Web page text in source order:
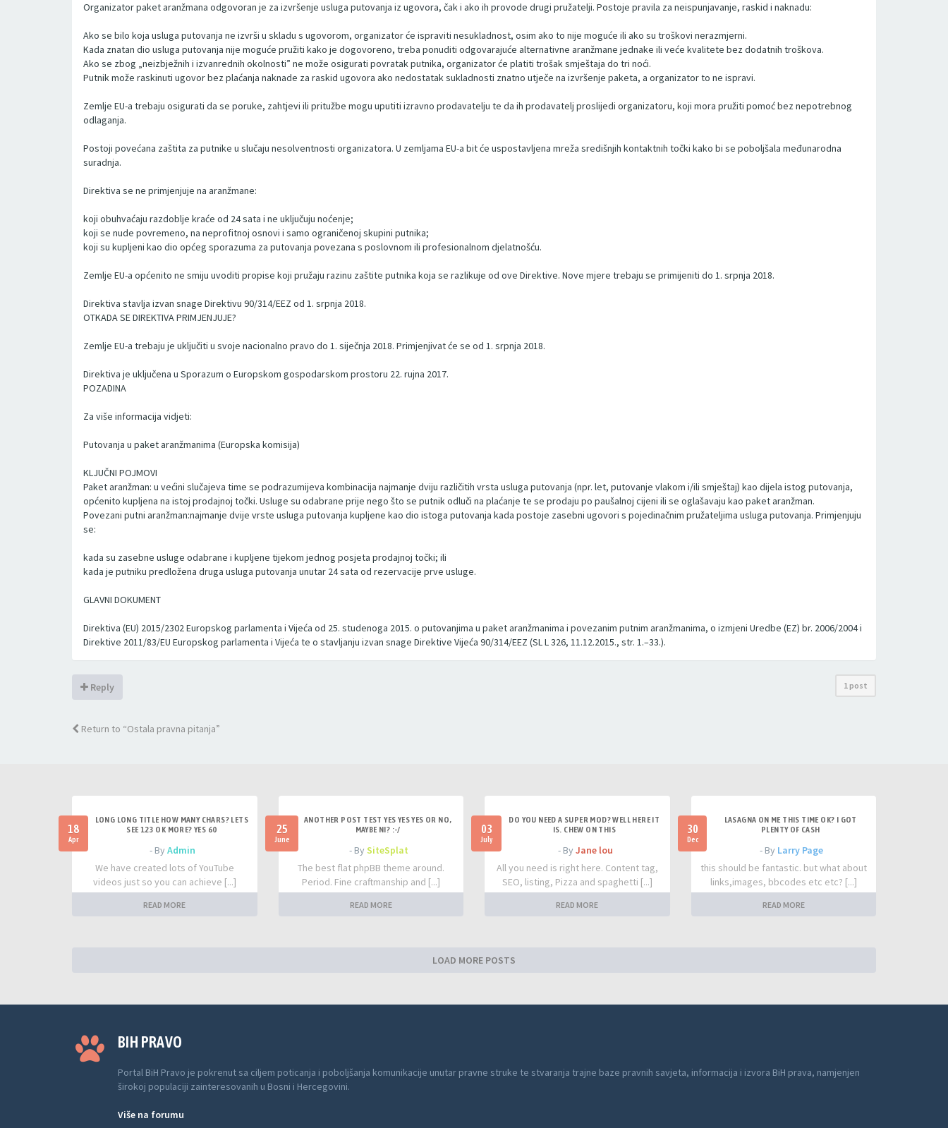
Organizator paket aranžmana odgovoran je za izvršenje usluga putovanja iz ugovora, čak i ako ih provode drugi pružatelji. Postoje pravila za neispunjavanje, raskid i naknadu:
Ako se bilo koja usluga putovanja ne izvrši u skladu s ugovorom, organizator će ispraviti nesukladnost, osim ako to nije moguće ili ako su troškovi nerazmjerni.
Kada znatan dio usluga putovanja nije moguće pružiti kako je dogovoreno, treba ponuditi odgovarajuće alternativne aranžmane jednake ili veće kvalitete bez dodatnih troškova.
Ako se zbog „neizbježnih i izvanrednih okolnosti” ne može osigurati povratak putnika, organizator će platiti trošak smještaja do tri noći.
Putnik može raskinuti ugovor bez plaćanja naknade za raskid ugovora ako nedostatak sukladnosti znatno utječe na izvršenje paketa, a organizator to ne ispravi.
Zemlje EU-a trebaju osigurati da se poruke, zahtjevi ili pritužbe mogu uputiti izravno prodavatelju te da ih prodavatelj proslijedi organizatoru, koji mora pružiti pomoć bez nepotrebnog
odlaganja.
Postoji povećana zaštita za putnike u slučaju nesolventnosti organizatora. U zemljama EU-a bit će uspostavljena mreža središnjih kontaktnih točki kako bi se poboljšala međunarodna
suradnja.
Direktiva se ne primjenjuje na aranžmane:
koji obuhvaćaju razdoblje kraće od 24 sata i ne uključuju noćenje;
koji se nude povremeno, na neprofitnoj osnovi i samo ograničenoj skupini putnika;
koji su kupljeni kao dio općeg sporazuma za putovanja povezana s poslovnom ili profesionalnom djelatnošću.
Zemlje EU-a općenito ne smiju uvoditi propise koji pružaju razinu zaštite putnika koja se razlikuje od ove Direktive. Nove mjere trebaju se primijeniti do 1. srpnja 2018.
Direktiva stavlja izvan snage Direktivu 90/314/EEZ od 1. srpnja 2018.
OTKADA SE DIREKTIVA PRIMJENJUJE?
Zemlje EU-a trebaju je uključiti u svoje nacionalno pravo do 1. siječnja 2018. Primjenjivat će se od 1. srpnja 2018.
Direktiva je uključena u Sporazum o Europskom gospodarskom prostoru 22. rujna 2017.
POZADINA
Za više informacija vidjeti:
Putovanja u paket aranžmanima (Europska komisija)
KLJUČNI POJMOVI
Paket aranžman: u većini slučajeva time se podrazumijeva kombinacija najmanje dviju različitih vrsta usluga putovanja (npr. let, putovanje vlakom i/ili smještaj) kao dijela istog putovanja,
općenito kupljena na istoj prodajnoj točki. Usluge su odabrane prije nego što se putnik odluči na plaćanje te se prodaju po paušalnoj cijeni ili se oglašavaju kao paket aranžman.
Povezani putni aranžman:najmanje dvije vrste usluga putovanja kupljene kao dio istoga putovanja kada postoje zasebni ugovori s pojedinačnim pružateljima usluga putovanja. Primjenjuju
se:
kada su zasebne usluge odabrane i kupljene tijekom jednog posjeta prodajnoj točki; ili
kada je putniku predložena druga usluga putovanja unutar 24 sata od rezervacije prve usluge.
GLAVNI DOKUMENT
Direktiva (EU) 2015/2302 Europskog parlamenta i Vijeća od 25. studenoga 2015. o putovanjima u paket aranžmanima i povezanim putnim aranžmanima, o izmjeni Uredbe (EZ) br. 2006/2004 i
Direktive 2011/83/EU Europskog parlamenta i Vijeća te o stavljanju izvan snage Direktive Vijeća 90/314/EEZ (SL L 326, 11.12.2015., str. 1.–33.).
Reply 1 post
Return to “Ostala pravna pitanja”
18
Apr
LONG LONG TITLE HOW MANY CHARS? LETS
SEE 123 OK MORE? YES 60
- ByAdmin
We have created lots of YouTube
videos just so you can achieve [...]
READ MORE
25
June
ANOTHER POST TEST YES YES YES OR NO,
MAYBE NI? :-/
- BySiteSplat
The best flat phpBB theme around.
Period. Fine craftmanship and [...]
READ MORE
03
July
DO YOU NEED A SUPER MOD? WELL HERE IT
IS. CHEW ON THIS
- By Jane lou
All you need is right here. Content tag,
SEO, listing, Pizza and spaghetti [...]
READ MORE
30
Dec
LASAGNA ON ME THIS TIME OK? I GOT
PLENTY OF CASH
- By Larry Page
this should be fantastic. but what about
links,images, bbcodes etc etc? [...]
READ MORE
LOAD MORE POSTS
BIH PRAVO
Portal BiH Pravo je pokrenut sa ciljem poticanja i poboljšanja komunikacije unutar pravne struke te stvaranja trajne baze pravnih savjeta, informacija i izvora BiH prava, namjenjen
širokoj populaciji zainteresovanih u Bosni i Hercegovini.
Više na forumu